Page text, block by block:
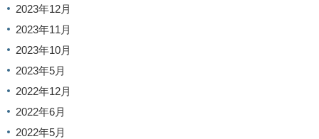
2023年12月
2023年11月
2023年10月
2023年5月
2022年12月
2022年6月
2022年5月